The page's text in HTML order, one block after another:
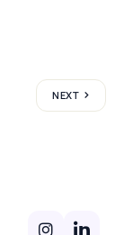
NEXT